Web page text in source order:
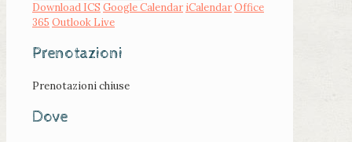
Download ICS Google Calendar iCalendarOffice
365 Outlook Live
Prenotazioni
Prenotazioni chiuse
Dove